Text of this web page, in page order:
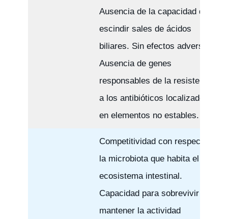
Ausencia de la capacidad de
escindir sales de ácidos
biliares. Sin efectos adversos.
Ausencia de genes
responsables de la resistencia
a los antibióticos localizados
en elementos no estables.
Competitividad con respecto a
la microbiota que habita el
ecosistema intestinal.
Capacidad para sobrevivir y
mantener la actividad